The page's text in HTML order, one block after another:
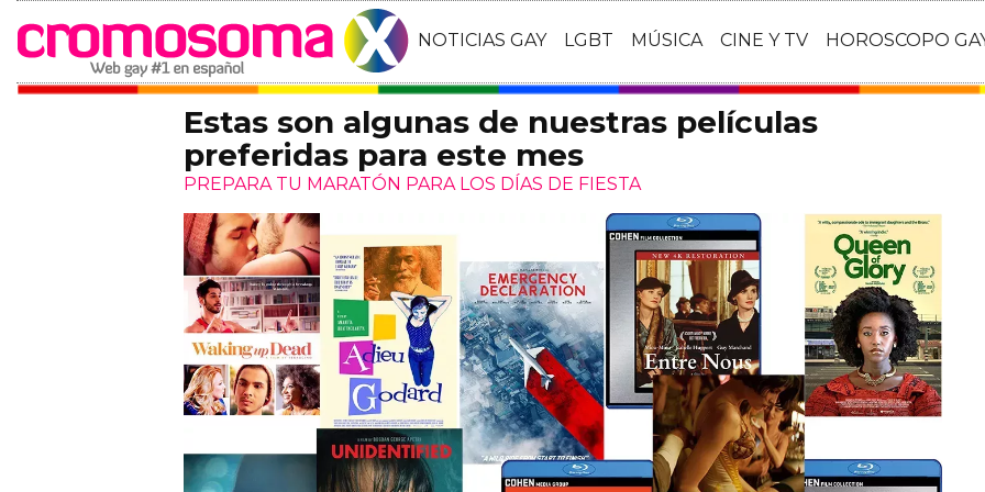
NOTICIAS GAY LGBT MÚSICA CINE Y TV HOROSCOPO
Estas son algunas de nuestras películas
preferidas para este mes
PREPARA TU MARATÓN PARA LOS DÍAS DE FIESTA